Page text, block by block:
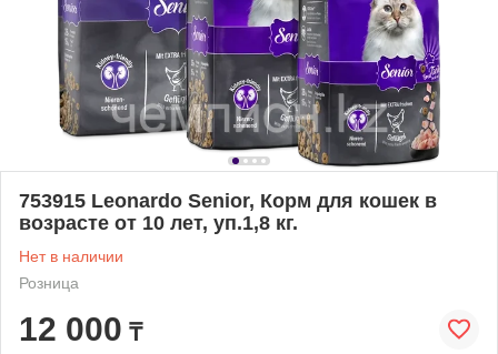
753915 Leonardo Senior, Корм для кошек в
возрасте от 10 лет, уп.1,8 кг.
Нет в наличии
Розница
12 000 ₸